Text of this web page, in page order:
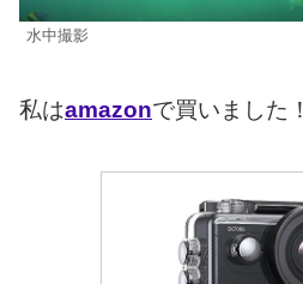
水中撮影
私はamazonで買いました！